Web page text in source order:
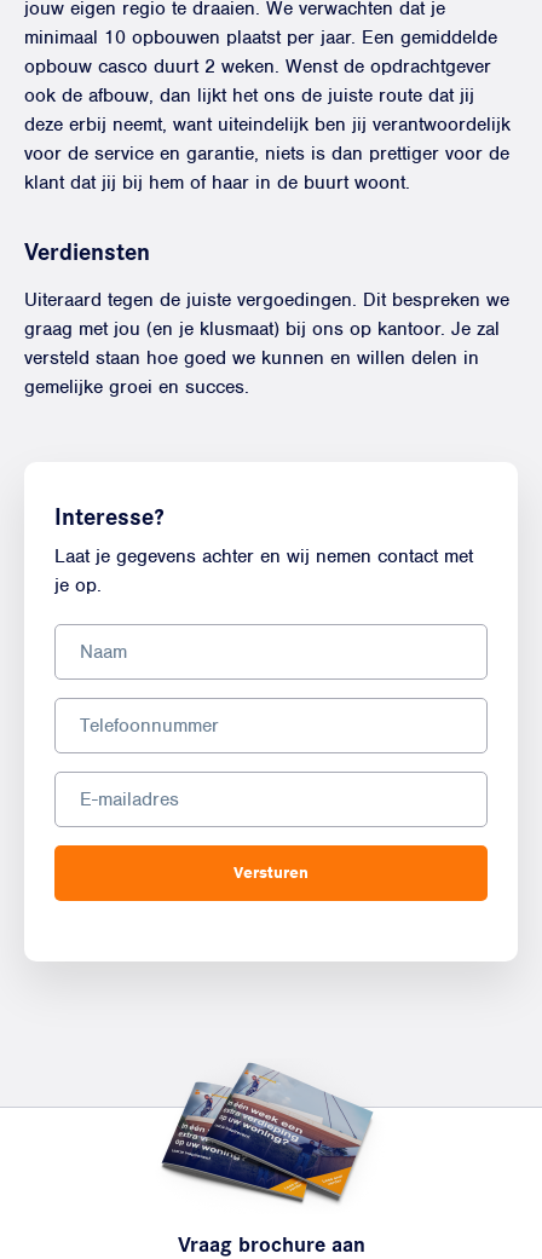
jouw eigen regio te draaien. We verwachten dat je
minimaal 10 opbouwen plaatst per jaar. Een gemiddelde
opbouw casco duurt 2 weken. Wenst de opdrachtgever
ook de afbouw, dan lijkt het ons de juiste route dat jij
deze erbij neemt, want uiteindelijk ben jij verantwoordelijk
voor de service en garantie, niets is dan prettiger voor de
klant dat jij bij hem of haar in de buurt woont.
Verdiensten
Uiteraard tegen de juiste vergoedingen. Dit bespreken we
graag met jou (en je klusmaat) bij ons op kantoor. Je zal
versteld staan hoe goed we kunnen en willen delen in
gemelijke groei en succes.
Interesse?
Laat je gegevens achter en wij nemen contact met
je op.
Versturen
Vraag brochure aan